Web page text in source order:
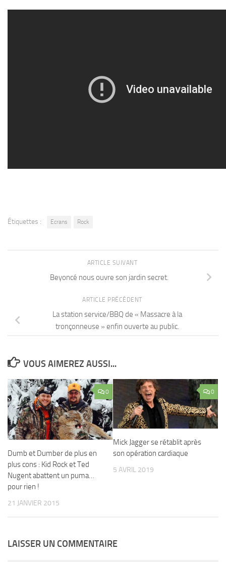
Étiquettes : Ecrans Rock
ARTICLE SUIVANT
Beyoncé nous ouvre son jardin secret.
ARTICLE PRÉCÉDENT
La station service/BBQ de « Massacre à la
tronçonneuse » enfin ouverte au public.
VOUS AIMEREZ AUSSI...
0
Dumb et Dumber de plus en
plus cons : Kid Rock et Ted
Nugent abattent un puma…
pour rien !
21 JANVIER 2015
0
Mick Jagger se rétablit après
son opération cardiaque
5 AVRIL 2019
LAISSER UN COMMENTAIRE